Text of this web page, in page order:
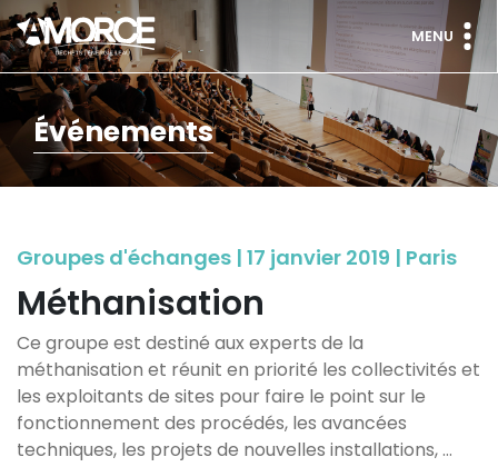
MENU
Événements
Groupes d'échanges | 17 janvier 2019 | Paris
Méthanisation
Ce groupe est destiné aux experts de la
méthanisation et réunit en priorité les collectivités et
les exploitants de sites pour faire le point sur le
fonctionnement des procédés, les avancées
techniques, les projets de nouvelles installations, …